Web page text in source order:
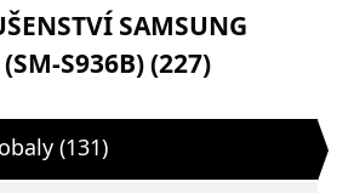
SAMSUNG
S936B) (227)
(131)